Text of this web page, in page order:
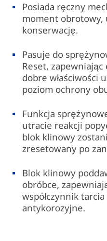
Posiada ręczny
moment obrotowy,
konserwację.
Pasuje do
Reset, zapewniając
dobre właściwości
poziom ochrony
Funkcja
utracie reakcji
blok klinowy
zresetowany po
Blok klinowy
obróbce,
współczynnik
antykorozyjne.